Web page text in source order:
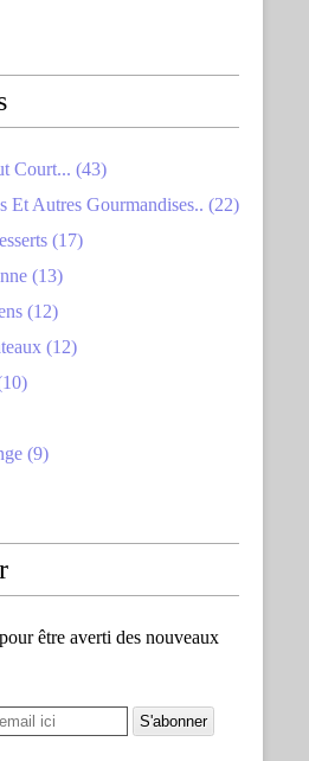
Court... (43)
Et Autres Gourmandises.. (22)
(17)
(13)
(12)
(12)
(9)
être averti des nouveaux